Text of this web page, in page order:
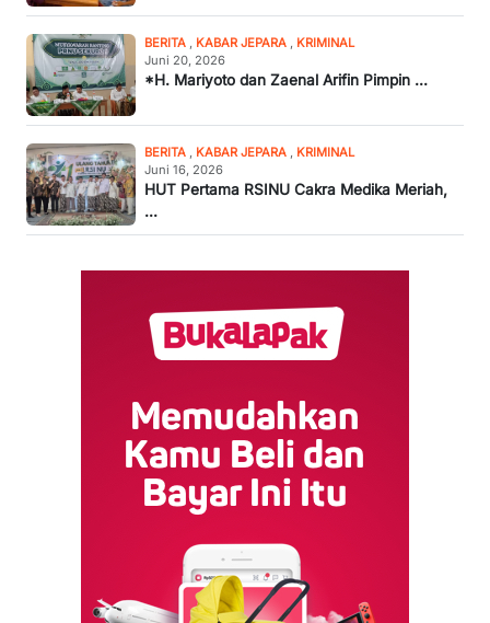
BERITA , KABAR JEPARA , KRIMINAL
Juni 20, 2026
*H. Mariyoto dan Zaenal Arifin Pimpin ...
BERITA , KABAR JEPARA , KRIMINAL
Juni 16, 2026
HUT Pertama RSINU Cakra Medika Meriah,
...